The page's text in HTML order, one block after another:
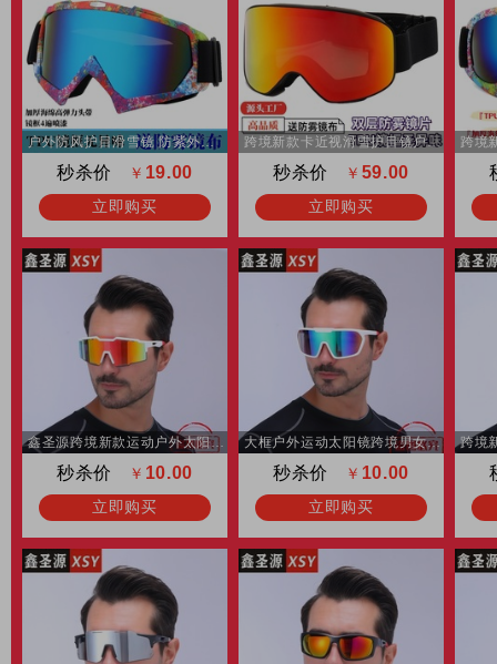
户外防风护目滑雪镜 防紫外线登山骑行防风眼镜 成人滑雪镜批发
秒杀价 ￥ 19.00
立即购买
跨境新款卡近视滑雪护目镜户外防风沙运动眼镜双层防雾成人滑雪镜
秒杀价 ￥ 59.00
立即购买
鑫圣源跨境新款运动户外太阳镜时尚防紫外线骑行眼镜防晒墨镜批发
秒杀价 ￥ 10.00
立即购买
大框户外运动太阳镜跨境男女防风时尚炫彩墨镜山地自行车骑行眼镜
秒杀价 ￥ 10.00
立即购买